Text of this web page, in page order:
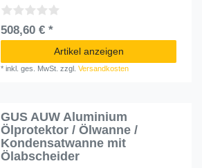
508,60 € *
Artikel anzeigen
*inkl. ges. MwSt. zzgl.Versandkosten
GUS AUW Aluminium
Ölprotektor / Ölwanne /
Kondensatwanne mit
Ölabscheider